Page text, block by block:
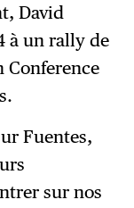
David
à un rally de
Conference
Fuentes,
sur nos